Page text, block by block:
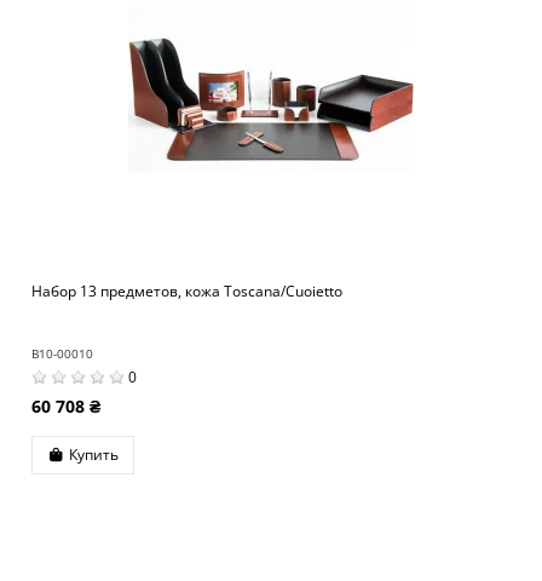
Набор 13 предметов, кожа Toscana/Cuoietto
B10-00010
0
60 708 ₴
Купить